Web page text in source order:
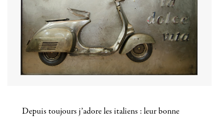
Depuis toujours j’adore les italiens : leur bonne